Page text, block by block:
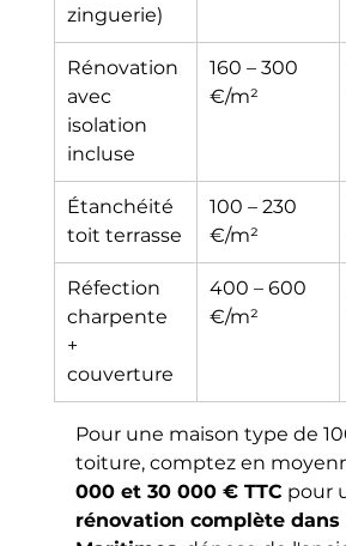
zinguerie)
Rénovation
avec
isolation
incluse
160 – 300
€/m²
Étanchéité
toit terrasse
100 – 230
€/m²
Réfection
charpente
+
couverture
400 – 600
€/m²
Pour une maison type de
toiture, comptez en
000 et 30 000 € TTC pour
rénovation complète dans